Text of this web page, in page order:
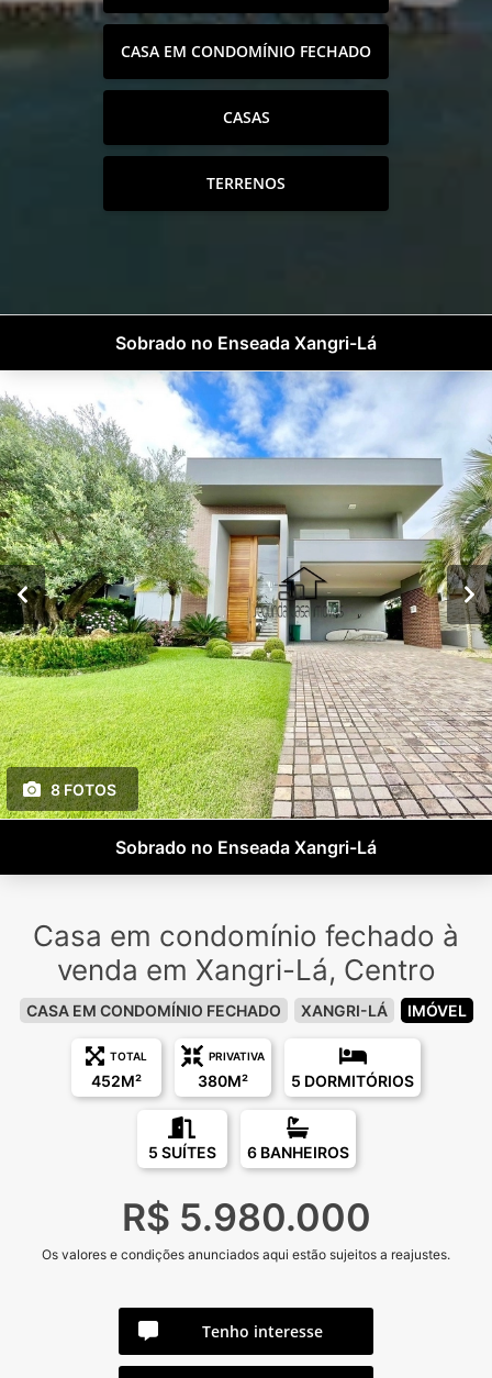
CASA EM CONDOMÍNIO FECHADO
CASAS
TERRENOS
Sobrado no Enseada Xangri-Lá
8 FOTOS
Sobrado no Enseada Xangri-Lá
Casa em condomínio fechado à
venda em Xangri-Lá, Centro
CASA EM CONDOMÍNIO FECHADO XANGRI-LÁ IMÓVEL
TOTAL
452M²
PRIVATIVA
380M² 5 DORMITÓRIOS
5 SUÍTES 6 BANHEIROS
R$ 5.980.000
Os valores e condições anunciados aqui estão sujeitos a reajustes.
Tenho interesse